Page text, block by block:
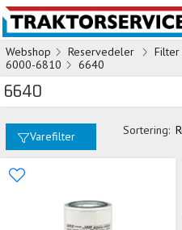
Webshop Reservedeler
6000-6810
6640
6640
Varefilter Sortering: